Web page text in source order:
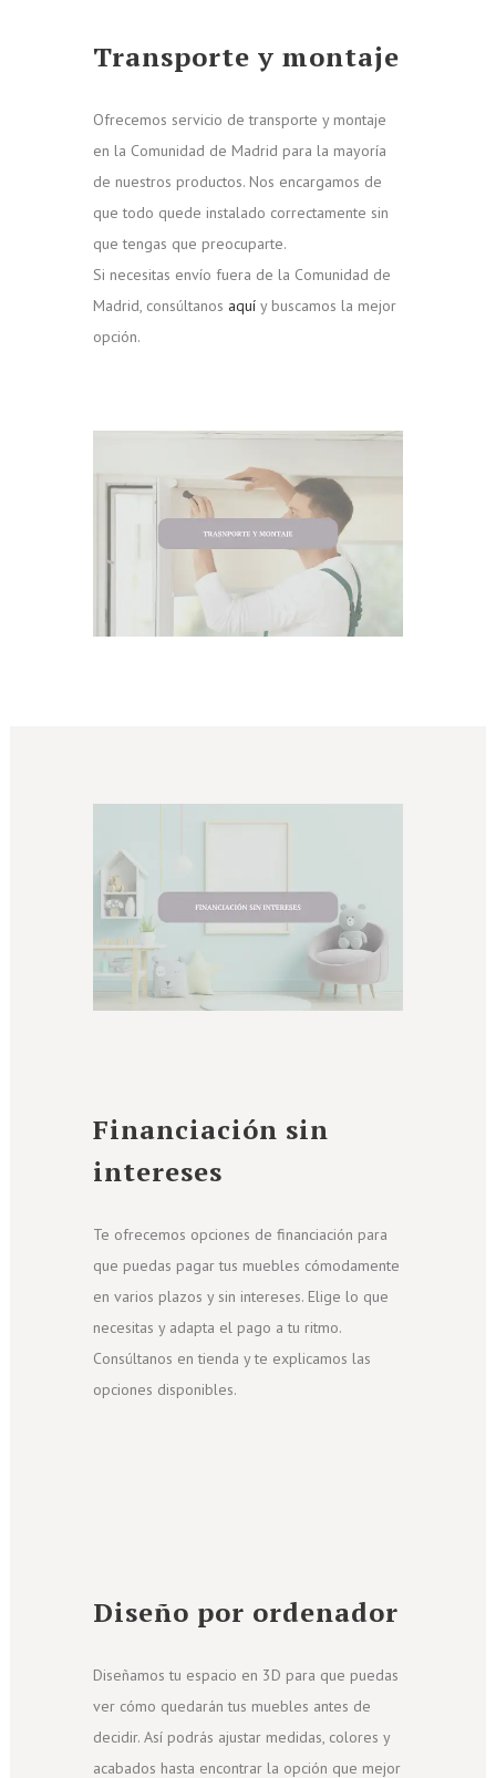
Transporte y montaje
Ofrecemos servicio de transporte y montaje
en la Comunidad de Madrid para la mayoría
de nuestros productos. Nos encargamos de
que todo quede instalado correctamente sin
que tengas que preocuparte.
Si necesitas envío fuera de la Comunidad de
Madrid, consúltanos aquí y buscamos la mejor
opción.
Financiación sin
intereses
Te ofrecemos opciones de financiación para
que puedas pagar tus muebles cómodamente
en varios plazos y sin intereses. Elige lo que
necesitas y adapta el pago a tu ritmo.
Consúltanos en tienda y te explicamos las
opciones disponibles.
Diseño por ordenador
Diseñamos tu espacio en 3D para que puedas
ver cómo quedarán tus muebles antes de
decidir. Así podrás ajustar medidas, colores y
acabados hasta encontrar la opción que mejor